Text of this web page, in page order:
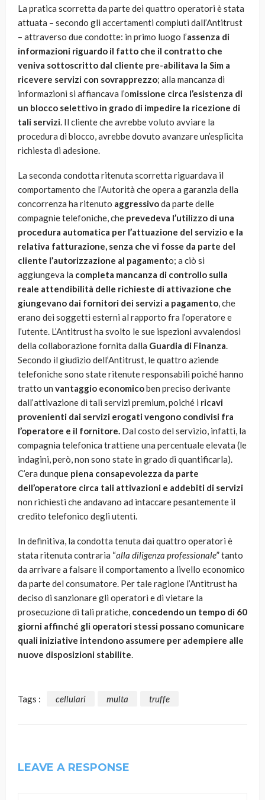
La pratica scorretta da parte dei quattro operatori è stata
attuata – secondo gli accertamenti compiuti dall’Antitrust
– attraverso due condotte: in primo luogo l’assenza di
informazioni riguardo il fatto che il contratto che
veniva sottoscritto dal cliente pre-abilitava la Sim a
ricevere servizi con sovrapprezzo; alla mancanza di
informazioni si affiancava l’omissione circa l’esistenza di
un blocco selettivo in grado di impedire la ricezione di
tali servizi. Il cliente che avrebbe voluto avviare la
procedura di blocco, avrebbe dovuto avanzare un’esplicita
richiesta di adesione.
La seconda condotta ritenuta scorretta riguardava il
comportamento che l’Autorità che opera a garanzia della
concorrenza ha ritenuto aggressivoda parte delle
compagnie telefoniche, che prevedeva l’utilizzo di una
procedura automatica per l’attuazione del servizio e la
relativa fatturazione, senza che vi fosse da parte del
cliente l’autorizzazione al pagamento; a ciò si
aggiungeva la completa mancanza di controllo sulla
reale attendibilità delle richieste di attivazione che
giungevano dai fornitori dei servizi a pagamento, che
erano dei soggetti esterni al rapporto fra l’operatore e
l’utente. L’Antitrust ha svolto le sue ispezioni avvalendosi
della collaborazione fornita dalla Guardia di Finanza.
Secondo il giudizio dell’Antitrust, le quattro aziende
telefoniche sono state ritenute responsabili poiché hanno
tratto un vantaggio economicoben preciso derivante
dall’attivazione di tali servizi premium, poiché i ricavi
provenienti dai servizi erogati vengono condivisi fra
l’operatore e il fornitore. Dal costo del servizio, infatti, la
compagnia telefonica trattiene una percentuale elevata (le
indagini, però, non sono state in grado di quantificarla).
C’era dunque piena consapevolezza da parte
dell’operatore circa tali attivazioni e addebiti di servizi
non richiesti che andavano ad intaccare pesantemente il
credito telefonico degli utenti.
In definitiva, la condotta tenuta dai quattro operatori è
stata ritenuta contraria “alla diligenza professionale” tanto
da arrivare a falsare il comportamento a livello economico
da parte del consumatore. Per tale ragione l’Antitrust ha
deciso di sanzionare gli operatori e di vietare la
prosecuzione di tali pratiche, concedendo un tempo di 60
giorni affinché gli operatori stessi possano comunicare
quali iniziative intendono assumere per adempiere alle
nuove disposizioni stabilite.
Tags : cellulari multa truffe
LEAVE A RESPONSE